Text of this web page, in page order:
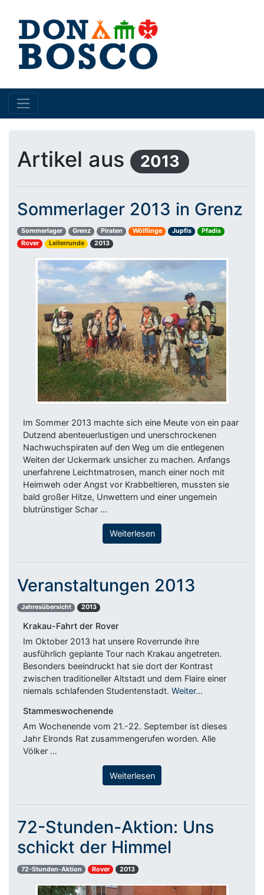
Artikel aus 2013
Sommerlager 2013 in Grenz
Sommerlager Grenz Piraten Wölflinge Jupfis
Pfadis
Rover
Leiterrunde 2013
Im Sommer 2013 machte sich eine Meute von ein paar
Dutzend abenteuerlustigen und unerschrockenen
Nachwuchspiraten auf den Weg um die entlegenen
Weiten der Uckermark unsicher zu machen. Anfangs
unerfahrene Leichtmatrosen, manch einer noch mit
Heimweh oder Angst vor Krabbeltieren, mussten sie
bald großer Hitze, Unwettern und einer ungemein
blutrünstiger Schar …
Weiterlesen
Veranstaltungen 2013
Jahresübersicht 2013
Krakau-Fahrt der Rover
Im Oktober 2013 hat unsere Roverrunde ihre
ausführlich geplante Tour nach Krakau angetreten.
Besonders beeindruckt hat sie dort der Kontrast
zwischen traditioneller Altstadt und dem Flaire einer
niemals schlafenden Studentenstadt.Weiter...
Stammeswochenende
Am Wochenende vom 21.-22. September ist dieses
Jahr Elronds Rat zusammengerufen worden. Alle
Völker …
Weiterlesen
72-Stunden-Aktion: Uns
schickt der Himmel
72-Stunden-Aktion Rover 2013